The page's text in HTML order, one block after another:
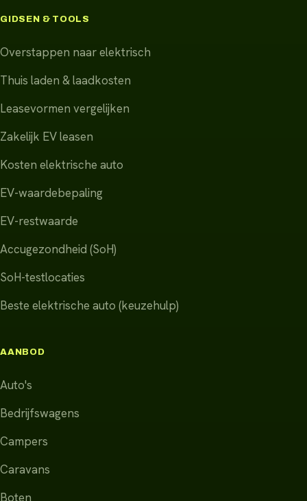
GIDSEN & TOOLS
Overstappen naar elektrisch
Thuis laden & laadkosten
Leasevormen vergelijken
Zakelijk EV leasen
Kosten elektrische auto
EV-waardebepaling
EV-restwaarde
Accugezondheid (SoH)
SoH-testlocaties
Beste elektrische auto (keuzehulp)
AANBOD
Auto's
Bedrijfswagens
Campers
Caravans
Boten